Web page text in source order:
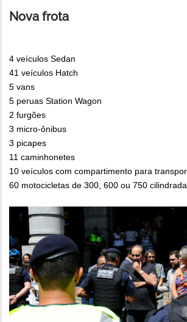
Nova frota
4 veículos Sedan
41 veículos Hatch
5 vans
5 peruas Station Wagon
2 furgões
3 micro-ônibus
3 picapes
11 caminhonetes
10 veículos com compartimento para
60 motocicletas de 300, 600 ou 750